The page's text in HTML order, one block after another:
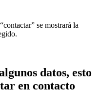
se mostrará la
datos, esto
en contacto